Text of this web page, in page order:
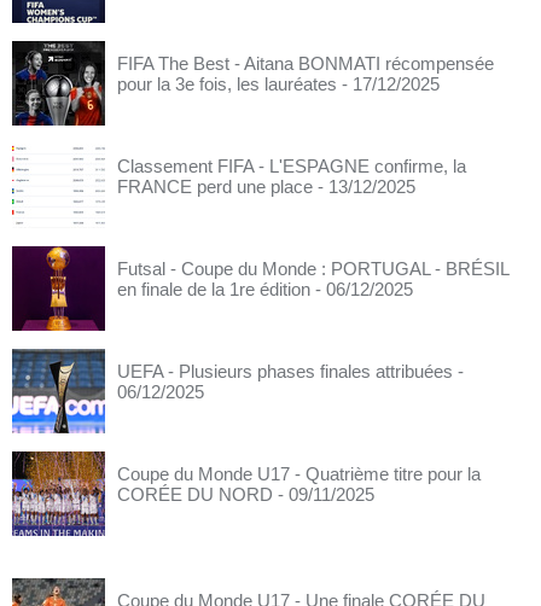
FIFA The Best - Aitana BONMATI récompensée
pour la 3e fois, les lauréates - 17/12/2025
Classement FIFA - L'ESPAGNE confirme, la
FRANCE perd une place - 13/12/2025
Futsal - Coupe du Monde : PORTUGAL - BRÉSIL
en finale de la 1re édition - 06/12/2025
UEFA - Plusieurs phases finales attribuées -
06/12/2025
Coupe du Monde U17 - Quatrième titre pour la
CORÉE DU NORD - 09/11/2025
Coupe du Monde U17 - Une finale CORÉE DU